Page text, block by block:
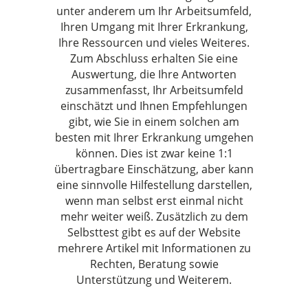
unter anderem um Ihr Arbeitsumfeld,
Ihren Umgang mit Ihrer Erkrankung,
Ihre Ressourcen und vieles Weiteres.
Zum Abschluss erhalten Sie eine
Auswertung, die Ihre Antworten
zusammenfasst, Ihr Arbeitsumfeld
einschätzt und Ihnen Empfehlungen
gibt, wie Sie in einem solchen am
besten mit Ihrer Erkrankung umgehen
können. Dies ist zwar keine 1:1
übertragbare Einschätzung, aber kann
eine sinnvolle Hilfestellung darstellen,
wenn man selbst erst einmal nicht
mehr weiter weiß. Zusätzlich zu dem
Selbsttest gibt es auf der Website
mehrere Artikel mit Informationen zu
Rechten, Beratung sowie
Unterstützung und Weiterem.